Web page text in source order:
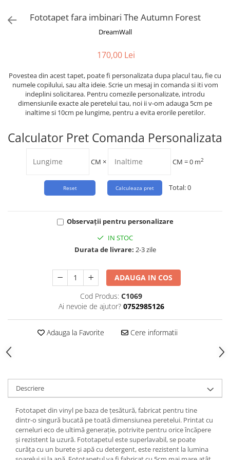
WatercolorFototapet fara imbinari The Autumn Forest
DreamWall
170,00 Lei
Povestea din acest tapet, poate fi personalizata dupa placul tau, fie cu
numele copilului, sau alta ideie. Scrie un mesaj in comanda si iti vom
indeplini solicitarea. Pentru comezile personalizate, introdu
dimensiunile exacte ale peretelui tau, noi ii v-om adauga 5cm pe
inaltime si 10cm pe lungime, pentru a evita erorile peretilor.
Calculator Pret Comanda Personalizata
CM × CM =0 m2
Total:0
Observații pentru personalizare
IN STOC
Durata de livrare: 2-3 zile
ADAUGA IN COS
Cod Produs: C1069
Ai nevoie de ajutor? 0752985126
Adauga la Favorite Cere informatii
Descriere
Fototapet din vinyl pe baza de țesătură, fabricat pentru tine
dintr-o singură bucată pe toată dimensiunea peretelui. Printat cu
cerneluri eco de ultimă generație, potrivite pentru orice încăpere
și rezistent la uzură. Fototapetul este superlavabil, se poate
curăța cu un burete și apă cu detergent, este rezistent la lumina